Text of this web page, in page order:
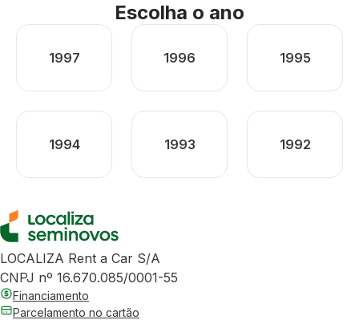
Escolha o ano
1997 1996 1995
1994 1993 1992
LOCALIZA Rent a Car S/A
CNPJ nº 16.670.085/0001-55
Financiamento
Parcelamento no cartão